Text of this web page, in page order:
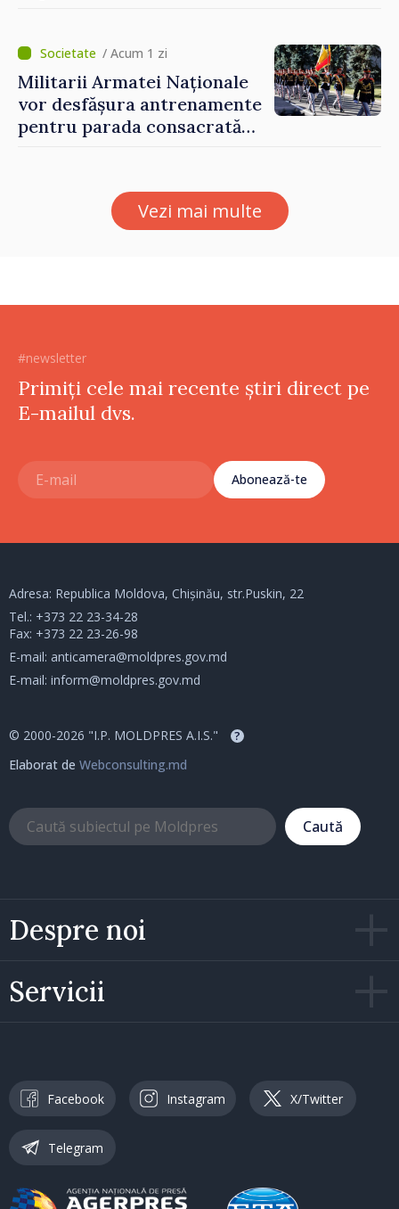
Forumul Diasporei
/ Acum 1 zi
Militarii Armatei Naționale
vor desfășura antrenamente
pentru parada consacrată
Vezi mai multe
#newsletter
Primiți cele mai recente știri direct pe
E-mailul dvs.
Abonează-te
Despre noi
Servicii
Adresa: Republica Moldova, Chișinău, str.Puskin, 22
Tel.: +373 22 23-34-28
Fax: +373 22 23-26-98
E-mail: anticamera@moldpres.gov.md
E-mail: inform@moldpres.gov.md
© 2000-2026 "I.P. MOLDPRES A.I.S." ?
Elaborat de Webconsulting.md
Caută
Facebook Instagram X/Twitter
Telegram